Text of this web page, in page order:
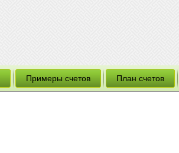
Примеры счетов План счетов